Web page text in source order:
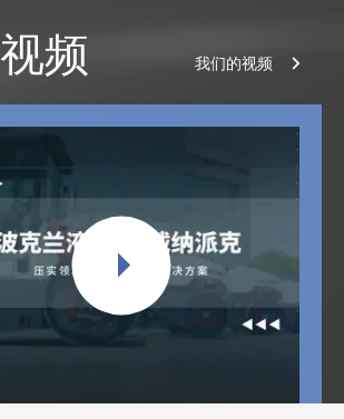
视频 我们的视频